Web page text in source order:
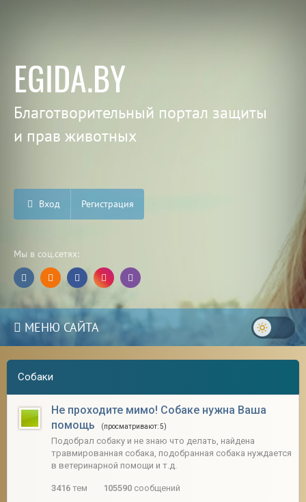
EGIDA.BY
Благотворительный портал защиты
и прав животных
Вход Регистрация
Мы в соц.сетях:
МЕНЮ САЙТА
Собаки
Не проходите мимо! Собаке нужна Ваша
помощь
(просматривают: 5)
Подобрал собаку и не знаю что делать, найдена
травмированная собака, подобранная собака нуждается
в ветеринарной помощи и т.д.
3416 тем 105590 сообщений